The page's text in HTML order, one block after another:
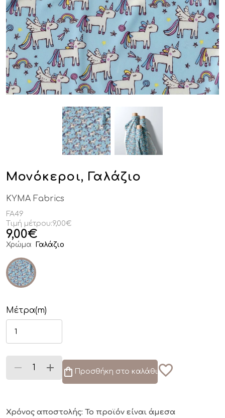
Μονόκεροι, Γαλάζιο
KYMA Fabrics
FA49
Τιμή μέτρου:9,00€
9,00€
Χρώμα Γαλάζιο
Μέτρα(m)
Προσθήκη στο καλάθι
Χρόνος αποστολής: Το προϊόν είναι άμεσα